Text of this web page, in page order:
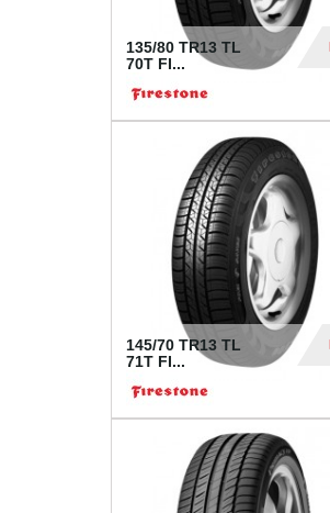
135/80 TR13 TL
70T FI...
145/70 TR13 TL
71T FI...